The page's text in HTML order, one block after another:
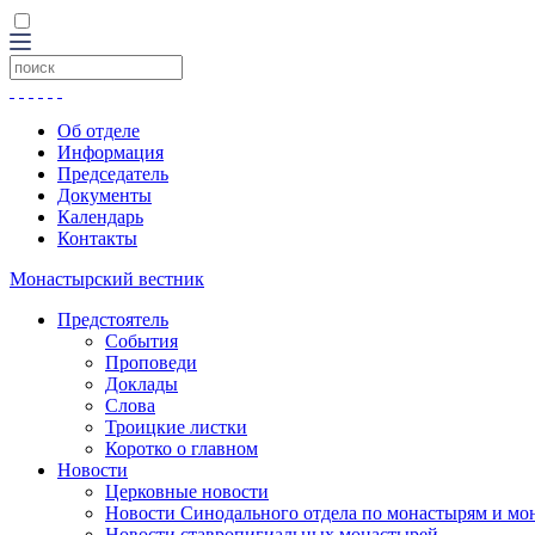
Об отделе
Информация
Председатель
Документы
Календарь
Контакты
Монастырский вестник
Предстоятель
События
Проповеди
Доклады
Слова
Троицкие листки
Коротко о главном
Новости
Церковные новости
Новости Синодального отдела по монастырям и